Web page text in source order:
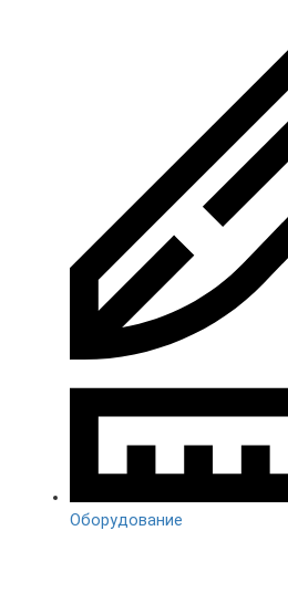
Оборудование